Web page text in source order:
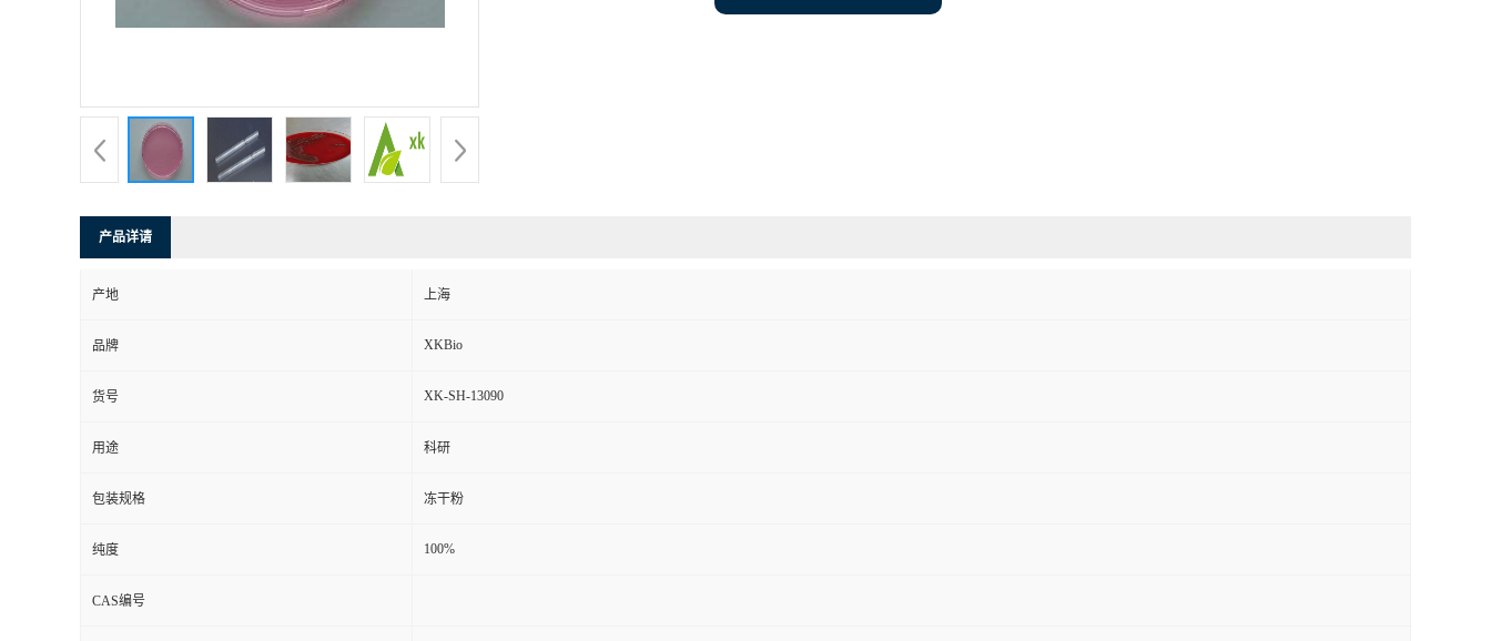
产品详请
产地 上海
品牌 XKBio
货号 XK-SH-13090
用途 科研
包装规格 冻干粉
纯度 100%
CAS编号